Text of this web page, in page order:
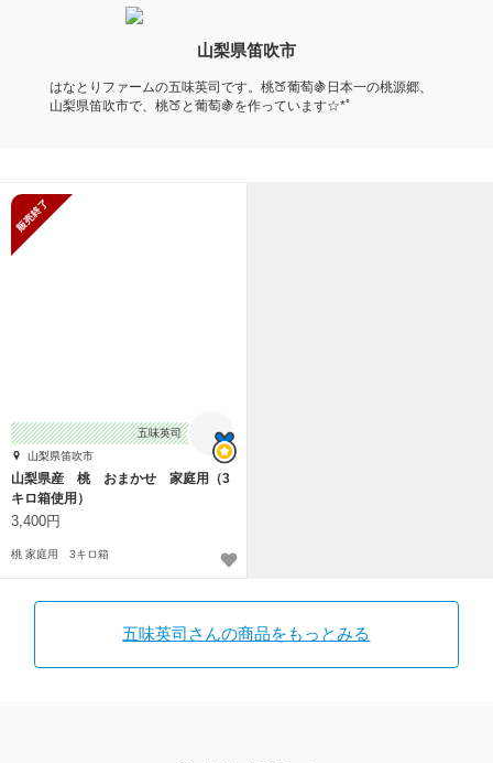
山梨県笛吹市
はなとりファームの五味英司です。桃🍑葡萄🍇日本一の桃源郷、
山梨県笛吹市で、桃🍑と葡萄🍇を作っています☆*ﾟ
五味英司
山梨県笛吹市
山梨県産 桃 おまかせ 家庭用（3
キロ箱使用）
3,400円
桃 家庭用 3キロ箱
五味英司さんの商品をもっとみる